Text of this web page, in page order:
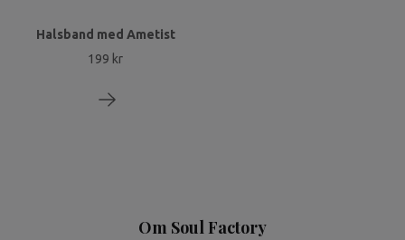
Halsband med Ametist
199 kr
Om Soul Factory